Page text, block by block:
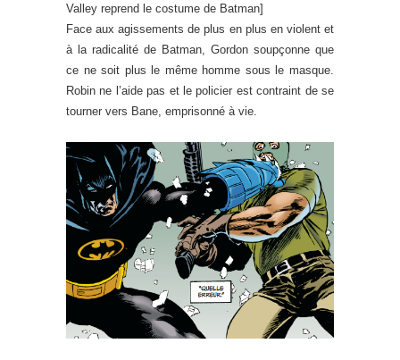
Valley reprend le costume de Batman]
Face aux agissements de plus en plus en violent et
à la radicalité de Batman, Gordon soupçonne que
ce ne soit plus le même homme sous le masque.
Robin ne l’aide pas et le policier est contraint de se
tourner vers Bane, emprisonné à vie.